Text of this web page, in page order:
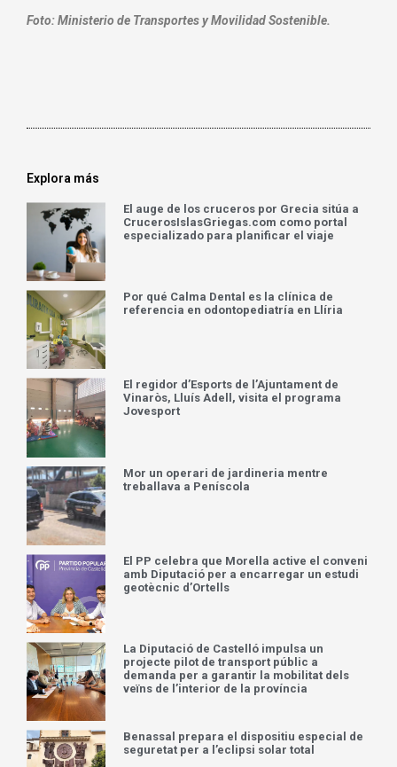
Foto: Ministerio de Transportes y Movilidad Sostenible.
Explora más
El auge de los cruceros por Grecia sitúa a
CrucerosIslasGriegas.com como portal
especializado para planificar el viaje
Por qué Calma Dental es la clínica de
referencia en odontopediatría en Llíria
El regidor d’Esports de l’Ajuntament de
Vinaròs, Lluís Adell, visita el programa
Jovesport
Mor un operari de jardineria mentre
treballava a Peníscola
El PP celebra que Morella active el conveni
amb Diputació per a encarregar un estudi
geotècnic d’Ortells
La Diputació de Castelló impulsa un
projecte pilot de transport públic a
demanda per a garantir la mobilitat dels
veïns de l’interior de la província
Benassal prepara el dispositiu especial de
seguretat per a l’eclipsi solar total